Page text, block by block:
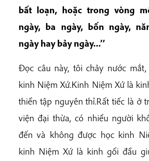
bất loạn, hoặc trong vòng
ngày, ba ngày, bốn ngày,
ngày hay bảy ngày…’’
Đọc câu này, tôi chảy nước
kinh Niệm Xứ.Kinh Niệm Xứ là
thiền tập nguyên thỉ.Rất tiếc là ở
viện đại thừa, có nhiều người
đến và không được học kinh
kinh Niệm Xứ là kinh gối đầu